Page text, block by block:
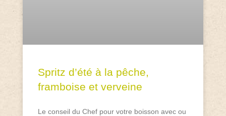
Spritz d’été à la pêche,
framboise et verveine
Le conseil du Chef pour votre boisson avec ou